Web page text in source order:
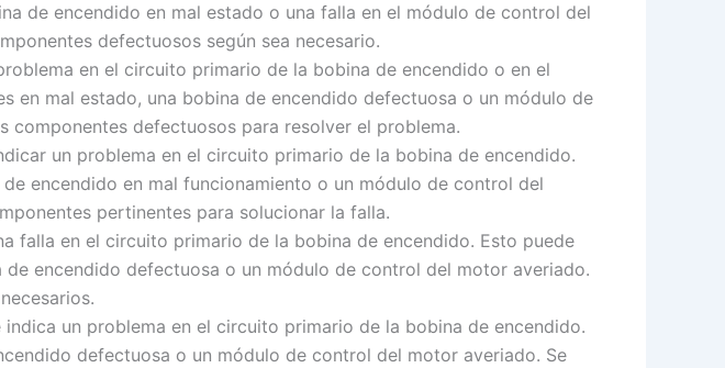
de encendido en mal estado o una falla en el módulo de control del
defectuosos según sea necesario.
en el circuito primario de la bobina de encendido o en el
en mal estado, una bobina de encendido defectuosa o un módulo de
defectuosos para resolver el problema.
un problema en el circuito primario de la bobina de encendido.
encendido en mal funcionamiento o un módulo de control del
pertinentes para solucionar la falla.
falla en el circuito primario de la bobina de encendido. Esto puede
encendido defectuosa o un módulo de control del motor averiado.
un problema en el circuito primario de la bobina de encendido.
defectuosa o un módulo de control del motor averiado. Se